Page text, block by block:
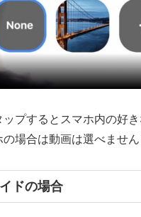
ップするとスマホ内の好
場合は動画は選べません
ドの場合